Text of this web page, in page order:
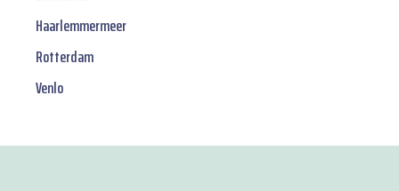
Haarlemmermeer
Rotterdam
Venlo